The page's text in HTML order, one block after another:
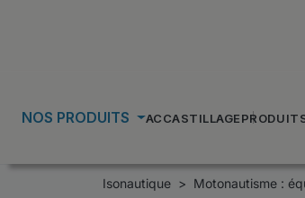
NOS PRODUITS ACCASTILLAGE
Isonautique Motonautisme :